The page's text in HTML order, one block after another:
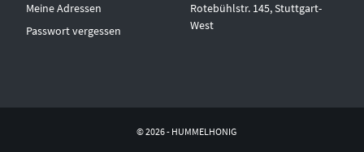
Meine Adressen
Passwort vergessen
Rotebühlstr. 145, Stuttgart-
West
© 2026 - HUMMELHONIG